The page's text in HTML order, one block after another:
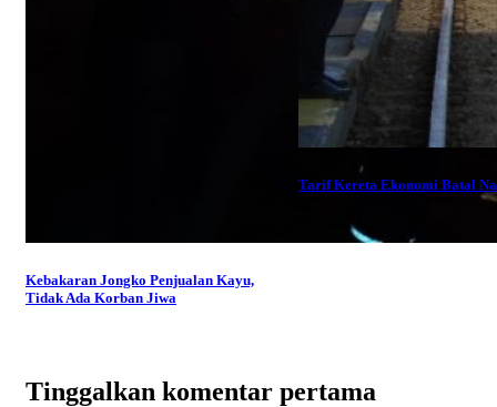
Kebakaran Jongko Penjualan Kayu,
Tidak Ada Korban Jiwa
Tarif Kereta Ekonomi Batal
Tinggalkan komentar pertama